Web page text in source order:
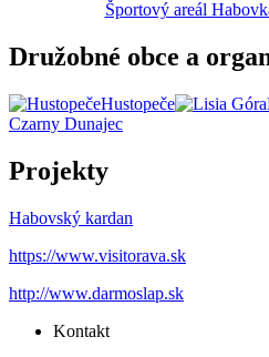
Športový areál
Družobné obce a
Hustopeče
Czarny Dunajec
Projekty
Habovský kardan
https://www.visitorava.sk
http://www.darmoslap.sk
Kontakt